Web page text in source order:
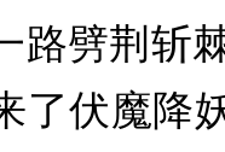
路劈荆斩
了伏魔降